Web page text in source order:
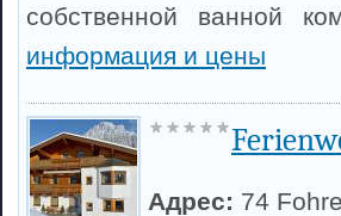
собственной ванной
информация и цены
Адрес: 74